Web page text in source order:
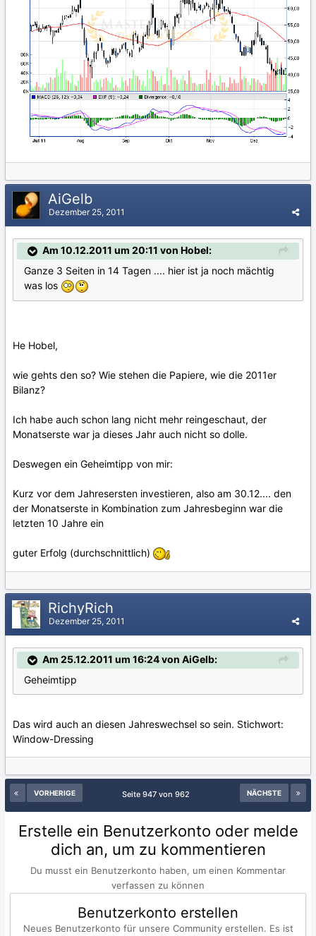
AiGelb
Dezember 25, 2011
Am 10.12.2011 um 20:11 von Hobel:
Ganze 3 Seiten in 14 Tagen .... hier ist ja noch mächtig
was los
He Hobel,
wie gehts den so? Wie stehen die Papiere, wie die 2011er
Bilanz?
Ich habe auch schon lang nicht mehr reingeschaut, der
Monatserste war ja dieses Jahr auch nicht so dolle.
Deswegen ein Geheimtipp von mir:
Kurz vor dem Jahresersten investieren, also am 30.12.... den
der Monatserste in Kombination zum Jahresbeginn war die
letzten 10 Jahre ein
guter Erfolg (durchschnittlich)
RichyRich
Dezember 25, 2011
Am 25.12.2011 um 16:24 von AiGelb:
Geheimtipp
Das wird auch an diesen Jahreswechsel so sein. Stichwort:
Window-Dressing
VORHERIGE NÄCHSTE
Seite 947 von 962
Erstelle ein Benutzerkonto oder melde
dich an, um zu kommentieren
Du musst ein Benutzerkonto haben, um einen Kommentar
verfassen zu können
Benutzerkonto erstellen
Neues Benutzerkonto für unsere Community erstellen. Es ist